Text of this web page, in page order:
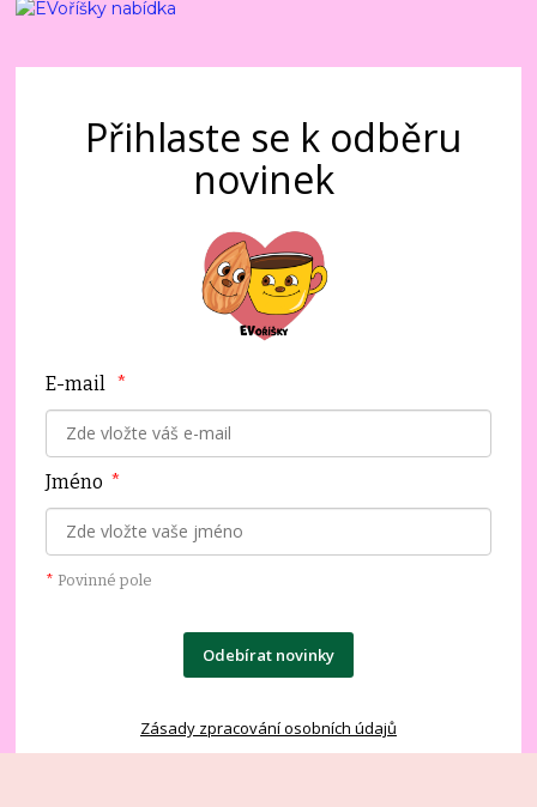
Přihlaste se k odběru
novinek
E-mail *
Jméno *
* Povinné pole
Odebírat novinky
Zásady zpracování osobních údajů